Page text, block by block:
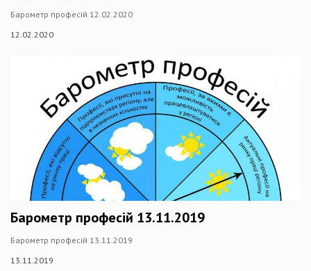
Барометр професій 12.02.2020
12.02.2020
Барометр професій 13.11.2019
Барометр професій 13.11.2019
13.11.2019